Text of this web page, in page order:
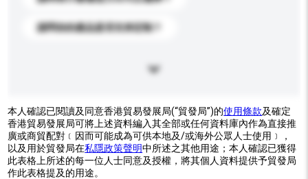
請問你的產品是否支持定制？
本人確認已閱讀及同意香港貿易發展局(“貿發局”)的使用條款及確定
香港貿易發展局可將上述資料編入其全部或任何資料庫內作為直接推
廣或商貿配對﹝因而可能成為可供本地及/或海外公眾人士使用﹞，
以及用於貿發局在私隱政策聲明中所述之其他用途；本人確認已獲得
此表格上所述的每一位人士同意及授權，將其個人資料提供予貿發局
作此表格提及的用途。